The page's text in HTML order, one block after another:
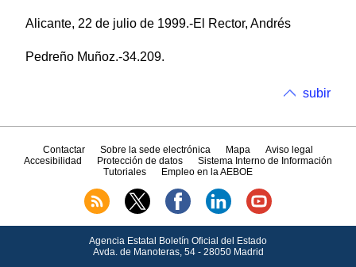
Alicante, 22 de julio de 1999.-El Rector, Andrés
Pedreño Muñoz.-34.209.
subir
Contactar Sobre la sede electrónica Mapa
Aviso legal
Accesibilidad
Protección de datos
Sistema Interno de Información
Tutoriales
Empleo en la AEBOE
Agencia Estatal Boletín Oficial del Estado
Avda.de Manoteras, 54 - 28050 Madrid